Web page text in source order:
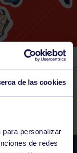
de las cookies
personalizar
de redes